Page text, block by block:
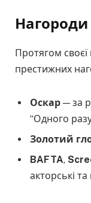
Протягом своєї
престижних
Оскар — за
“Одного
Золотий
BAFTA,
акторські